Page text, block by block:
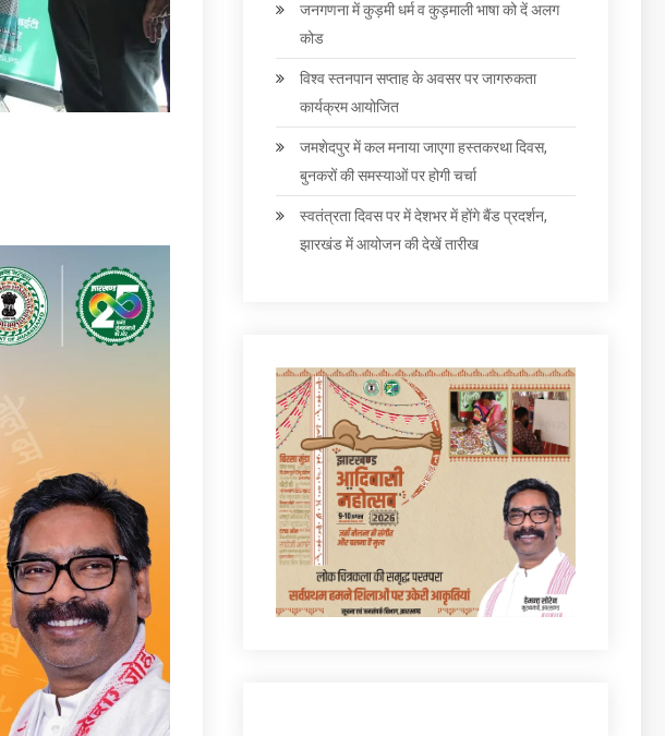
जनगणना में कुड़मी धर्म व कुड़माली भाषा को दें अलग
कोड
विश्व स्तनपान सप्ताह के अवसर पर जागरुकता
कार्यक्रम आयोजित
जमशेदपुर में कल मनाया जाएगा हस्तकरथा दिवस,
बुनकरों की समस्याओं पर होगी चर्चा
स्वतंत्रता दिवस पर में देशभर में होंगे बैंड प्रदर्शन,
झारखंड में आयोजन की देखें तारीख